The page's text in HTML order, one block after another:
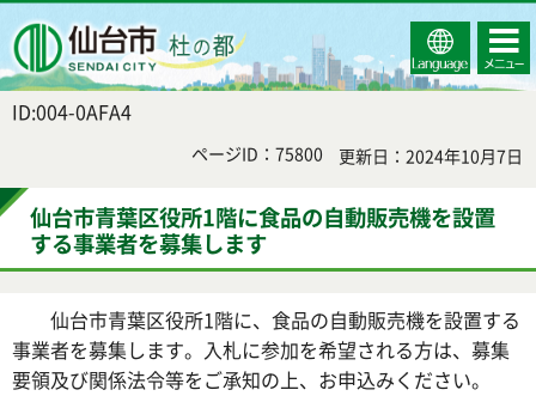
Select
Language
コンテ
ンツメ
ニュー
ID:004-0AFA4
ページID：75800 更新日：2024年10月7日
仙台市青葉区役所1階に食品の自動販売機を設置
する事業者を募集します
仙台市青葉区役所1階に、食品の自動販売機を設置する
事業者を募集します。入札に参加を希望される方は、募集
要領及び関係法令等をご承知の上、お申込みください。